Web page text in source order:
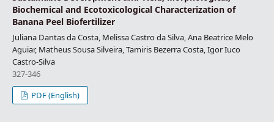
Biochemical and Ecotoxicological Characterization of
Banana Peel Biofertilizer
Juliana Dantas da Costa, Melissa Castro da Silva, Ana Beatrice Melo
Aguiar, Matheus Sousa Silveira, Tamiris Bezerra Costa, Igor Iuco
Castro-Silva
327-346
PDF (English)